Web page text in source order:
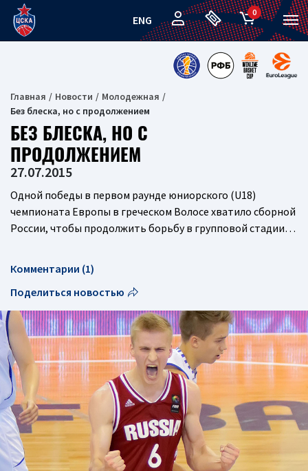
ENG
0
Главная Новости
Молодежная
Без блеска, но с продолжением
БЕЗ БЛЕСКА, НО С
ПРОДОЛЖЕНИЕМ
27.07.2015
Одной победы в первом раунде юниорского (U18)
чемпионата Европы в греческом Волосе хватило сборной
России, чтобы продолжить борьбу в групповой стадии…
Комментарии (1)
Поделиться новостью